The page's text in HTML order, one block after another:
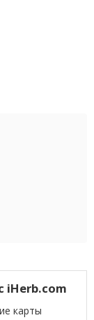
iHerb.com
карты